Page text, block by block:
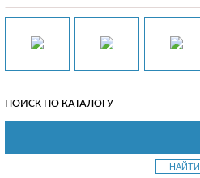
ПОИСК ПО КАТАЛОГУ